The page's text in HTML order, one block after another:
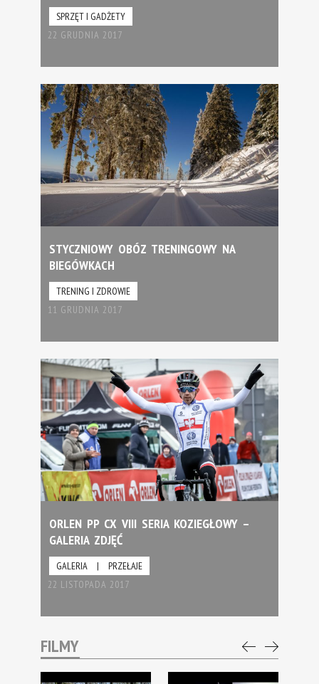
SPRZĘT I GADŻETY
22 GRUDNIA 2017
STYCZNIOWY OBÓZ TRENINGOWY NA
BIEGÓWKACH
TRENING I ZDROWIE
11 GRUDNIA 2017
ORLEN PP CX VIII SERIA KOZIEGŁOWY –
GALERIA ZDJĘĆ
GALERIA |
PRZEŁAJE
22 LISTOPADA 2017
FILMY